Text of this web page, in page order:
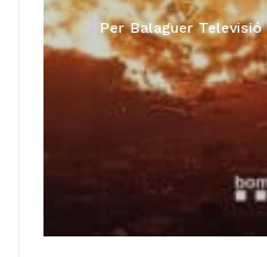
Per Balaguer Televisió